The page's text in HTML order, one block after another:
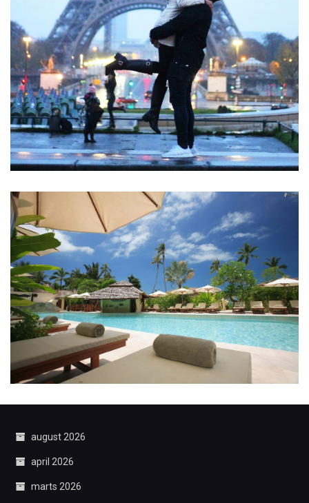
august 2026
april 2026
marts 2026